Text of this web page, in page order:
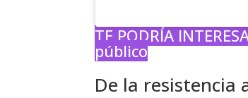
TE PODRÍA
público
De la resistencia